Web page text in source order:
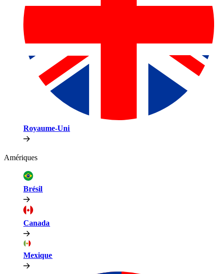
Royaume-Uni​​
Amériques​​
Brésil​​
Canada​​
Mexique​​